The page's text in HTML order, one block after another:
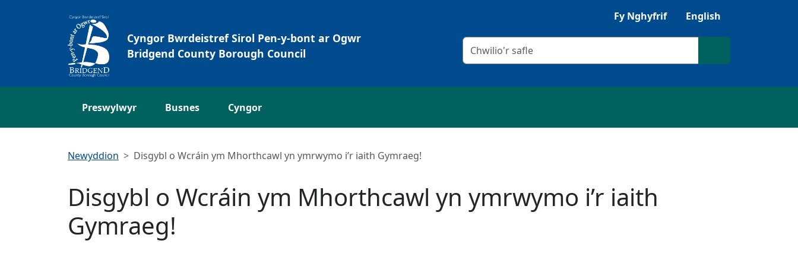
Gwrandewch gyda Browsealoud
Fy Nghyfrif English
Cyngor Bwrdeistref Sirol Pen-y-bont ar Ogwr
Bridgend County Borough Council
Meini prawf chwilio
Chwilio'r safle
Preswylwyr Busnes Cyngor
Newyddion Disgybl o Wcráin ym Mhorthcawl yn ymrwymo i’r iaith Gymraeg!
Disgybl o Wcráin ym Mhorthcawl yn ymrwymo i’r iaith
Gymraeg!